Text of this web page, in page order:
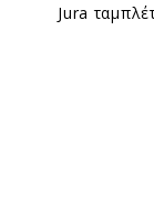
Jura